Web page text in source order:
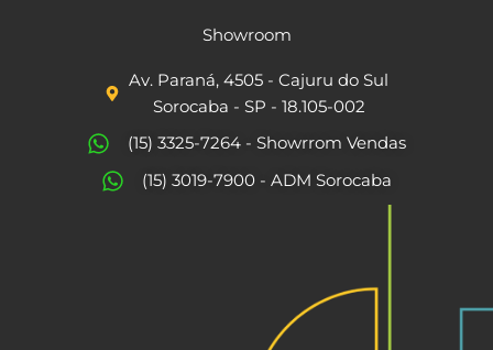
c
e
b
o
o
t
a
g
r
Showroom
Av. Paraná, 4505 - Cajuru do Sul
Sorocaba - SP - 18.105-002
(15) 3325-7264 - Showrrom Vendas
(15) 3019-7900 - ADM Sorocaba